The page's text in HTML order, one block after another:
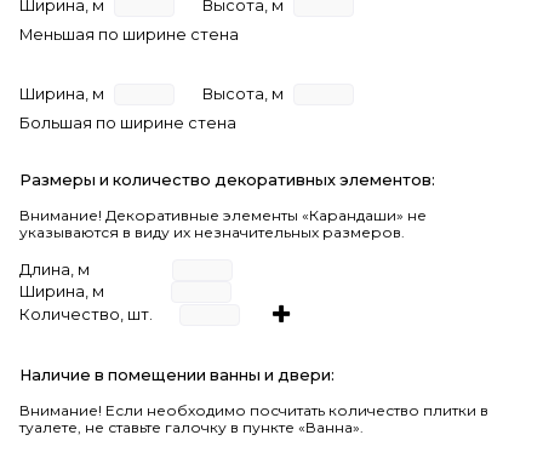
Ширина, м
Высота, м
Меньшая по ширине стена
Ширина, м
Высота, м
Большая по ширине стена
Размеры и количество декоративных элементов:
Внимание! Декоративные элементы «Карандаши» не
указываются в виду их незначительных размеров.
Длина, м
Ширина, м
Количество, шт.
Наличие в помещении ванны и двери:
Внимание! Если необходимо посчитать количество плитки в
туалете, не ставьте галочку в пункте «Ванна».